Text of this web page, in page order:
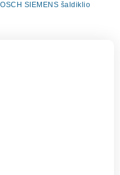
SIEMENS šaldiklio